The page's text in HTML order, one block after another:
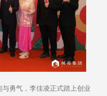
勇气，李佳凌正式踏上创业